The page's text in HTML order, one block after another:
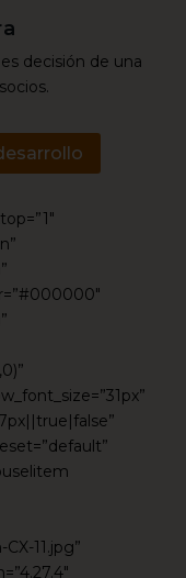
decisión de una
11.jpg”